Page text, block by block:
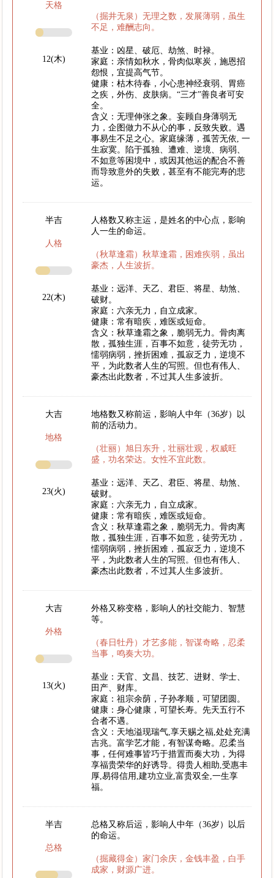
天格
12(木)
（掘井无泉）无理之数，发展薄弱，虽生
不足，难酬志向。
基业：凶星、破厄、劫煞、时禄。
家庭：亲情如秋水，骨肉似寒炭，施恩招
怨恨，宜提高气节。
健康：枯木待春，小心患神经衰弱、胃癌
之疾，外伤、皮肤病。“三才”善良者可安
全。
含义：无理伸张之象。妄顾自身薄弱无
力，企图做力不从心的事，反致失败。遇
事易生不足之心。家庭缘薄，孤苦无依, 一
生寂寞。陷于孤独、遭难、逆境、病弱、
不如意等困境中，或因其他运的配合不善
而导致意外的失败，甚至有不能完寿的悲
运。
半吉
人格
22(木)
人格数又称主运，是姓名的中心点，影响
人一生的命运。
（秋草逢霜）秋草逢霜，困难疾弱，虽出
豪杰，人生波折。
基业：远洋、天乙、君臣、将星、劫煞、
破财。
家庭：六亲无力，自立成家。
健康：常有暗疾，难医或短命。
含义：秋草逢霜之象，脆弱无力。骨肉离
散，孤独生涯，百事不如意，徒劳无功，
懦弱病弱，挫折困难，孤寂乏力，逆境不
平，为此数者人生的写照。但也有伟人、
豪杰出此数者，不过其人生多波折。
大吉
地格
23(火)
地格数又称前运，影响人中年（36岁）以
前的活动力。
（壮丽）旭日东升，壮丽壮观，权威旺
盛，功名荣达。女性不宜此数。
基业：远洋、天乙、君臣、将星、劫煞、
破财。
家庭：六亲无力，自立成家。
健康：常有暗疾，难医或短命。
含义：秋草逢霜之象，脆弱无力。骨肉离
散，孤独生涯，百事不如意，徒劳无功，
懦弱病弱，挫折困难，孤寂乏力，逆境不
平，为此数者人生的写照。但也有伟人、
豪杰出此数者，不过其人生多波折。
大吉
外格
13(火)
外格又称变格，影响人的社交能力、智慧
等。
（春日牡丹）才艺多能，智谋奇略，忍柔
当事，鸣奏大功。
基业：天官、文昌、技艺、进财、学士、
田产、财库。
家庭：祖宗余荫，子孙孝顺，可望团圆。
健康：身心健康，可望长寿。先天五行不
合者不遇。
含义：天地溢现瑞气,享天赐之福,处处充满
吉兆。富学艺才能，有智谋奇略。忍柔当
事，任何难事皆巧于措置而奏大功，为得
享福贵荣华的好诱导。得贵人相助,受惠丰
厚,易得信用,建功立业,富贵双全,一生享
福。
半吉
总格
总格又称后运，影响人中年（36岁）以后
的命运。
（掘藏得金）家门余庆，金钱丰盈，白手
成家，财源广进。